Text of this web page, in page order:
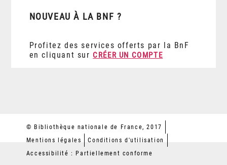
NOUVEAU À LA BNF ?
Profitez des services offerts par la BnF
en cliquant sur CRÉER UN COMPTE
© Bibliothèque nationale de France, 2017
Mentions légales
Conditions d'utilisation
Accessibilité : Partiellement conforme